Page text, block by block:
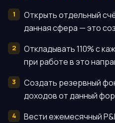
Открыть отдельный
данная сфера — это
Откладывать 110% с
при работе в это
Создать резервный
доходов от данный
Вести ежемесячный